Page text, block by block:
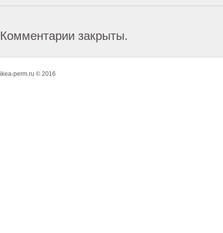
Комментарии закрыты.
ikea-perm.ru © 2016